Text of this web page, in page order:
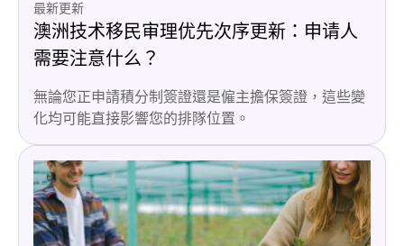
最新更新
澳洲技术移民审理优先次序更新：申请人
需要注意什么？
無論您正申請積分制簽證還是僱主擔保簽證，這些變
化均可能直接影響您的排隊位置。